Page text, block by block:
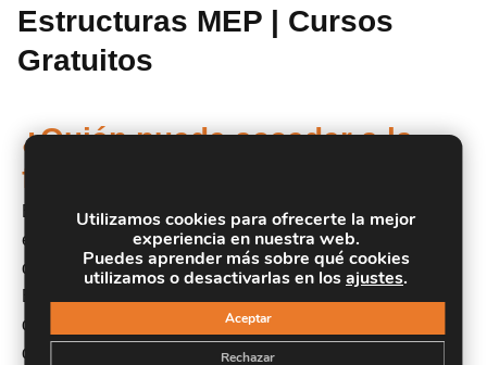
Estructuras MEP | Cursos
Gratuitos
¿Quién puede acceder a la
formación?
El CURSO ONLINE EN ESTRUCTRUCTURAS Y MEP
está dirigido a cualquier persona interesada en el
desarrollo de proyectos de la edificación en metodología
de estructuras e instalaciones, así como a profesionales
que quieran elaborar sus proyectos en BIM y
Utilizamos cookies para ofrecerte la mejor
experiencia en nuestra web.
Puedes aprender más sobre qué cookies
utilizamos o desactivarlas en losajustes.
Aceptar
Rechazar